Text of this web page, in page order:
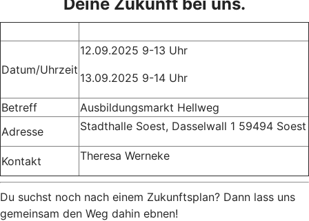
Datum/Uhrzeit
12.09.2025 9-13 Uhr
13.09.2025 9-14 Uhr
Betreff
Ausbildungsmarkt Hellweg
Adresse
Stadthalle Soest, Dasselwall 1 59494 Soest
Kontakt Theresa Werneke
Du suchst noch nach einem Zukunftsplan? Dann lass uns
gemeinsam den Weg dahin ebnen!